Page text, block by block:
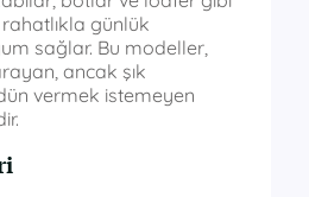
günlük
sağlar. Bu modeller,
ancak şık
vermek istemeyen